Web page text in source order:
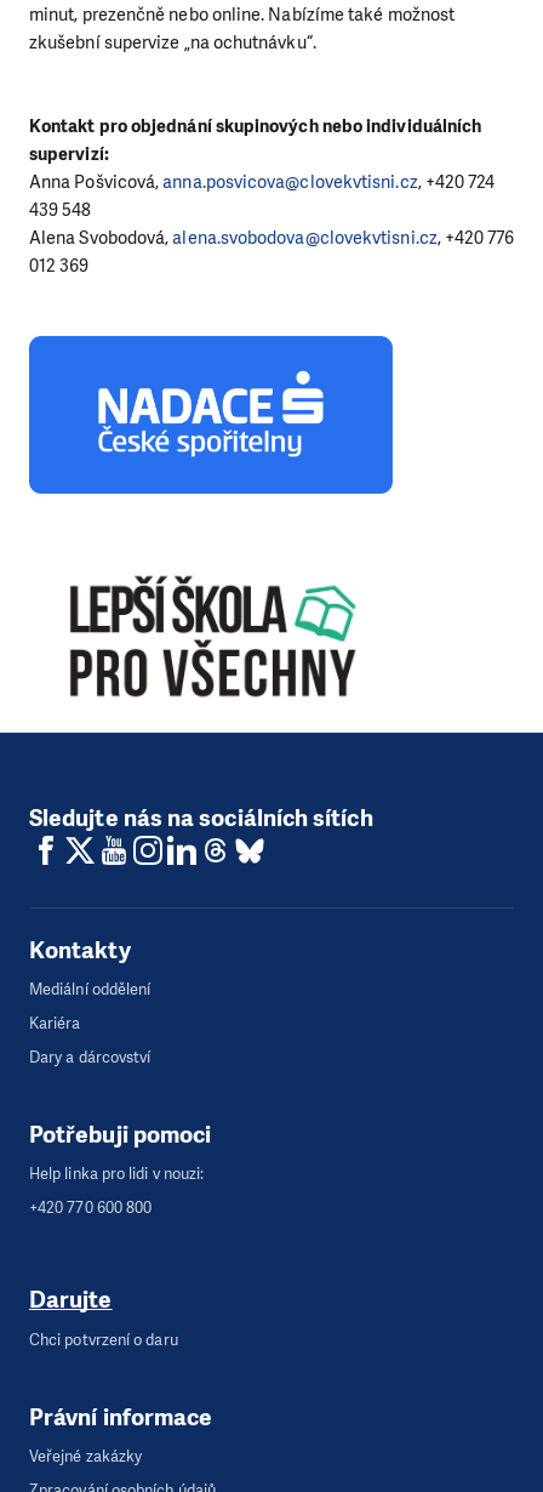
minut, prezenčně nebo online. Nabízíme také možnost
zkušební supervize „na ochutnávku“.
Kontakt pro objednání skupinových nebo individuálních
supervizí:
Anna Pošvicová,anna.posvicova@clovekvtisni.cz, +420 724
439 548
Alena Svobodová,alena.svobodova@clovekvtisni.cz, +420 776
012 369
Sledujte nás na sociálních sítích
Kontakty
Mediální oddělení
Kariéra
Dary a dárcovství
Potřebuji pomoci
Help linka pro lidi v nouzi:
+420 770 600 800
Darujte
Chci potvrzení o daru
Právní informace
Veřejné zakázky